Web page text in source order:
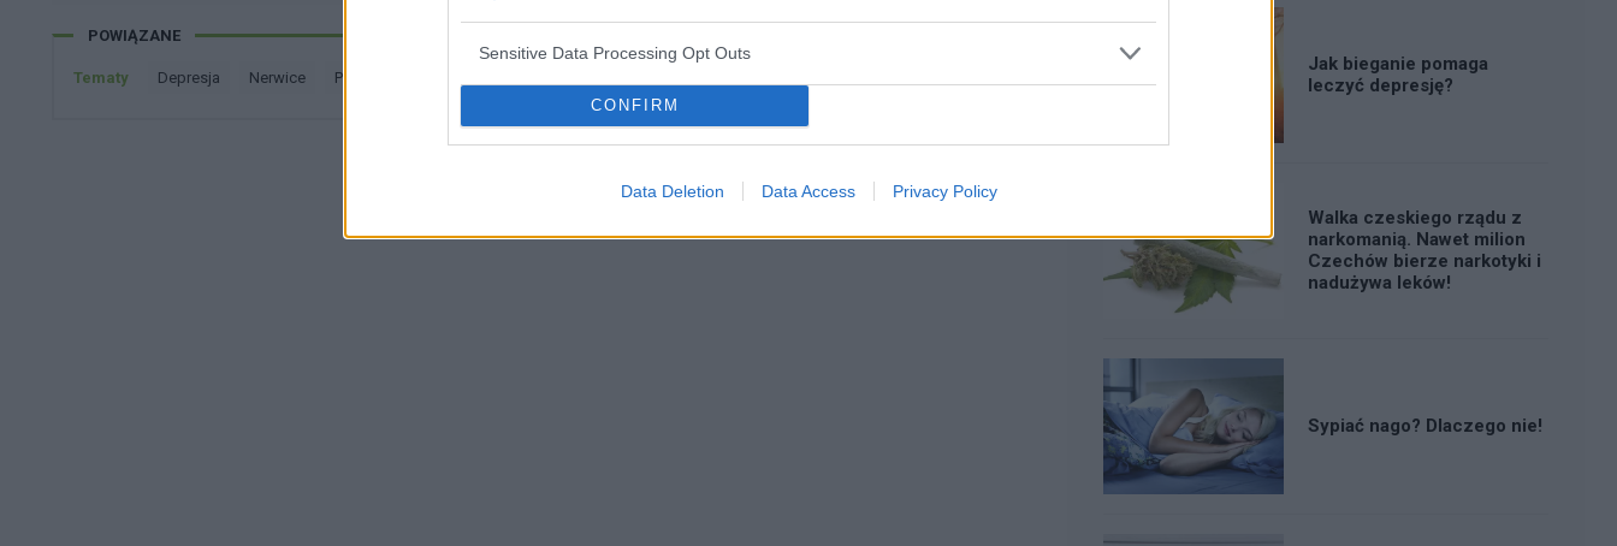
Sensitive Data Processing Opt Outs
CONFIRM
Data Deletion Data Access Privacy Policy
Pozdrawiam
POWIĄZANE
Tematy depresja nerwice
Jak bieganie pomaga
leczyć depresję?
Walka czeskiego rządu z
narkomanią. Nawet milion
Czechów bierze narkotyki i
nadużywa leków!
Sypiać nago? Dlaczego nie!